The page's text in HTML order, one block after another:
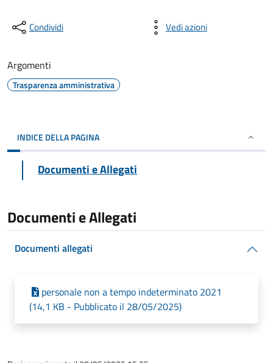
Condividi Vedi azioni
Argomenti
Trasparenza amministrativa
INDICE DELLA PAGINA
Documenti e Allegati
Documenti e Allegati
Documenti allegati
personale non a tempo indeterminato 2021
(14,1 KB - Pubblicato il 28/05/2025)